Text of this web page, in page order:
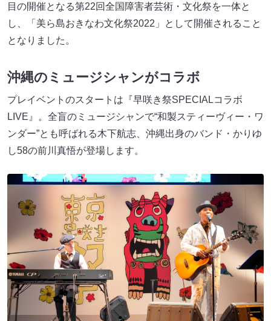
目の開催となる第22回全国障害者芸術・文化祭を一体と
し、「美ら島おきなわ文化祭2022」として開催されること
となりました。
沖縄のミュージシャンがコラボ
プレイベントのスタートは『早咲き祭SPECIALコラボ
LIVE』。全盲のミュージシャンで“和製スティーヴィー・ワ
ンダー”とも呼ばれる木下航志、沖縄出身のバンド・かりゆ
し58の前川真悟が登場します。